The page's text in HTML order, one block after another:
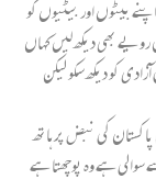
بیٹوں اور بیٹیوں کو
بھی دیکھ لیں کہاں
کو دیکھ سکو لیکن
کی نبض پر ہاتھ
سوالی ہے وہ پوچھتا ہے